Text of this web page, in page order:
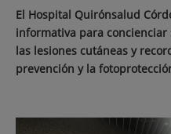
El Hospital Quirónsalud
informativa para
las lesiones cutáneas y
prevención y la